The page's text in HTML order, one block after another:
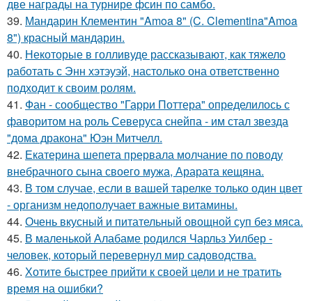
две награды на турнире фсин по самбо.
39. Мандарин Клементин "Amoa 8" (C. Clementina"Amoa
8") красный мандарин.
40. Некоторые в голливуде рассказывают, как тяжело
работать с Энн хэтэуэй, настолько она ответственно
подходит к своим ролям.
41. Фан - сообщество "Гарри Поттера" определилось с
фаворитом на роль Северуса снейпа - им стал звезда
"дома дракона" Юэн Митчелл.
42. Екатерина шепета прервала молчание по поводу
внебрачного сына своего мужа, Арарата кещяна.
43. В том случае, если в вашей тарелке только один цвет
- организм недополучает важные витамины.
44. Очень вкусный и питательный овощной суп без мяса.
45. В маленькой Алабаме родился Чарльз Уилбер -
человек, который перевернул мир садоводства.
46. Хотите быстрее прийти к своей цели и не тратить
время на ошибки?